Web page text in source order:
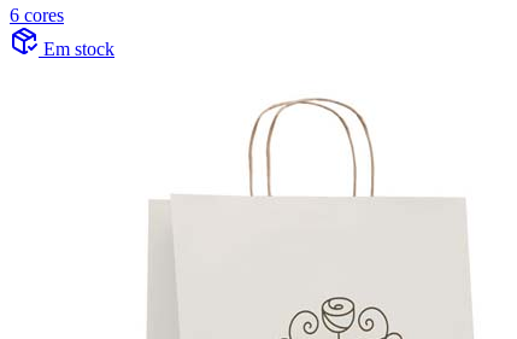
6 cores
Em stock